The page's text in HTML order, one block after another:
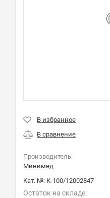
Производитель:
Минимед
Кат. №: К-100/12002847
Остаток на складе: